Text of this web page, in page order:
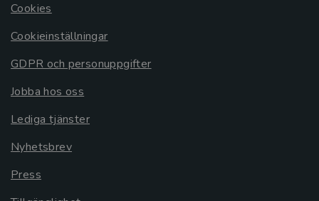
Cookies
Cookieinställningar
GDPR och personuppgifter
Jobba hos oss
Lediga tjänster
Nyhetsbrev
Press